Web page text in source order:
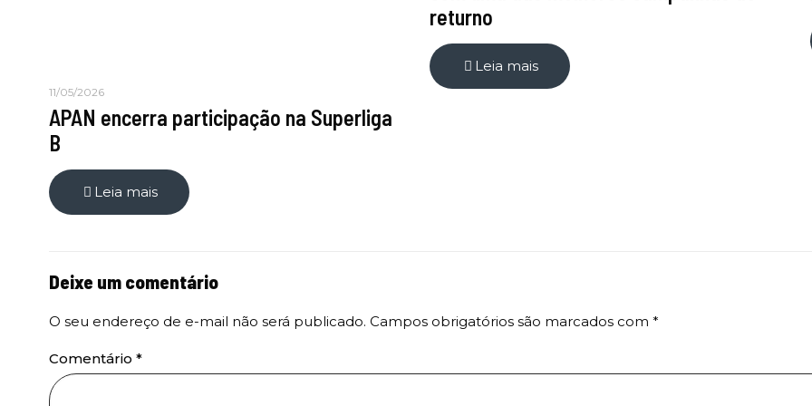
11/05/2026
APAN encerra participação na Superliga
B
Leia mais
returno
Leia mais
Deixe um comentário
O seu endereço de e-mail não será publicado. Campos obrigatórios são marcados com *
Comentário *